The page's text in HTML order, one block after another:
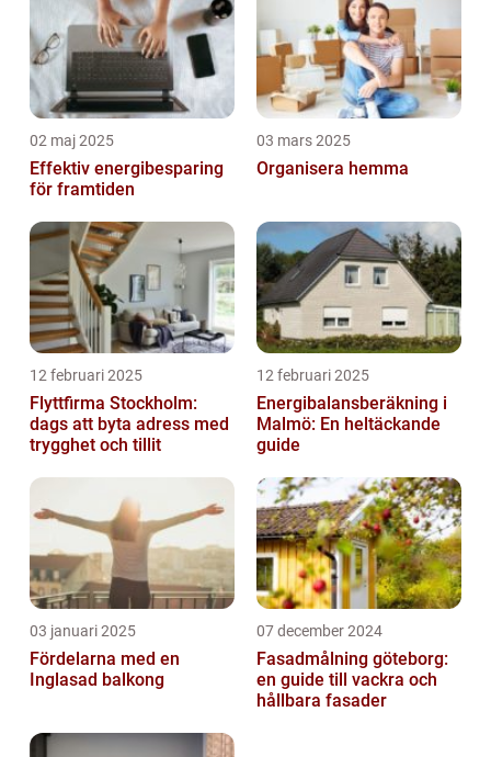
02 maj 2025
Effektiv energibesparing
för framtiden
03 mars 2025
Organisera hemma
12 februari 2025
Flyttfirma Stockholm:
dags att byta adress med
trygghet och tillit
12 februari 2025
Energibalansberäkning i
Malmö: En heltäckande
guide
03 januari 2025
Fördelarna med en
Inglasad balkong
07 december 2024
Fasadmålning göteborg:
en guide till vackra och
hållbara fasader